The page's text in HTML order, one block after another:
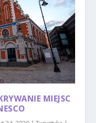
MIEJSC